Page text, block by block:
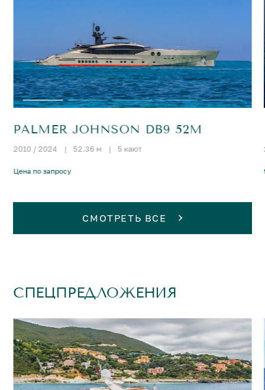
PALMER JOHNSON DB9 52M
2010 / 2024 | 52.36 м | 5 кают
Цена по запросу
СМОТРЕТЬ ВСЕ
СПЕЦПРЕДЛОЖЕНИЯ